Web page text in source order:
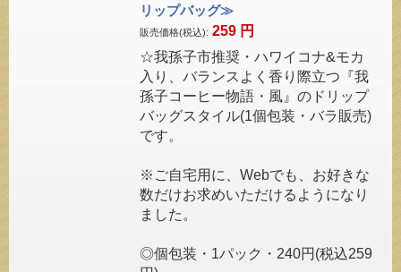
リップバッグ≫
販売価格(税込): 259 円
☆我孫子市推奨・ハワイコナ&モカ
入り、バランスよく香り際立つ『我
孫子コーヒー物語・風』のドリップ
バッグスタイル(1個包装・バラ販売)
です。
※ご自宅用に、Webでも、お好きな
数だけお求めいただけるようになり
ました。
◎個包装・1パック・240円(税込259